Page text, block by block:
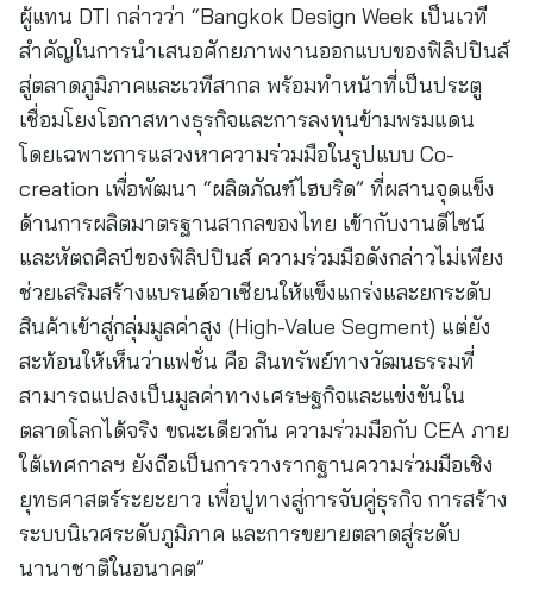
ผู้แทน DTI กล่าวว่า “Bangkok Design Week เป็นเวที
สำคัญในการนำเสนอศักยภาพงานออกแบบของฟิลิปปินส์
สู่ตลาดภูมิภาคและเวทีสากล พร้อมทำหน้าที่เป็นประตู
เชื่อมโยงโอกาสทางธุรกิจและการลงทุนข้ามพรมแดน
โดยเฉพาะการแสวงหาความร่วมมือในรูปแบบ Co-
creation เพื่อพัฒนา “ผลิตภัณฑ์ไฮบริด” ที่ผสานจุดแข็ง
ด้านการผลิตมาตรฐานสากลของไทย เข้ากับงานดีไซน์
และหัตถศิลป์ของฟิลิปปินส์ ความร่วมมือดังกล่าวไม่เพียง
ช่วยเสริมสร้างแบรนด์อาเซียนให้แข็งแกร่งและยกระดับ
สินค้าเข้าสู่กลุ่มมูลค่าสูง (High-Value Segment) แต่ยัง
สะท้อนให้เห็นว่าแฟชั่น คือ สินทรัพย์ทางวัฒนธรรมที่
สามารถแปลงเป็นมูลค่าทางเศรษฐกิจและแข่งขันใน
ตลาดโลกได้จริง ขณะเดียวกัน ความร่วมมือกับ CEA ภาย
ใต้เทศกาลฯ ยังถือเป็นการวางรากฐานความร่วมมือเชิง
ยุทธศาสตร์ระยะยาว เพื่อปูทางสู่การจับคู่ธุรกิจ การสร้าง
ระบบนิเวศระดับภูมิภาค และการขยายตลาดสู่ระดับ
นานาชาติในอนาคต”